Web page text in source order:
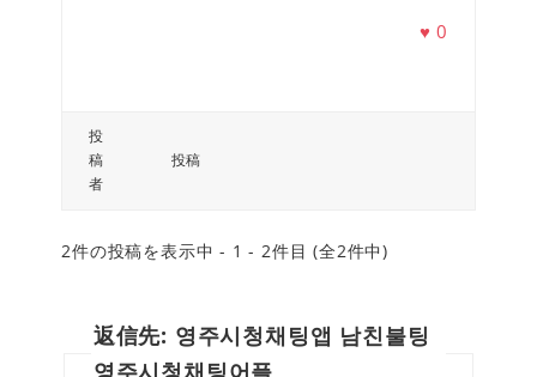
♥0
投
稿
者
投稿
2件の投稿を表示中 - 1 - 2件目 (全2件中)
返信先: 영주시청채팅앱 남친불팅
영주시청채팅어플